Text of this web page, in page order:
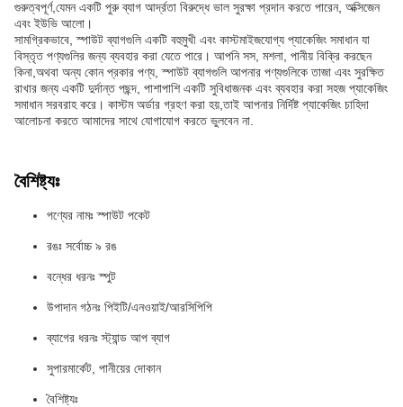
গুরুত্বপূর্ণ,যেমন একটি পুরু ব্যাগ আর্দ্রতা বিরুদ্ধে ভাল সুরক্ষা প্রদান করতে পারেন, অক্সিজেন
এবং ইউভি আলো।
সামগ্রিকভাবে, স্পাউট ব্যাগগুলি একটি বহুমুখী এবং কাস্টমাইজযোগ্য প্যাকেজিং সমাধান যা
বিস্তৃত পণ্যগুলির জন্য ব্যবহার করা যেতে পারে। আপনি সস, মশলা, পানীয় বিক্রি করছেন
কিনা,অথবা অন্য কোন প্রকার পণ্য, স্পাউট ব্যাগগুলি আপনার পণ্যগুলিকে তাজা এবং সুরক্ষিত
রাখার জন্য একটি দুর্দান্ত পছন্দ, পাশাপাশি একটি সুবিধাজনক এবং ব্যবহার করা সহজ প্যাকেজিং
সমাধান সরবরাহ করে। কাস্টম অর্ডার গ্রহণ করা হয়,তাই আপনার নির্দিষ্ট প্যাকেজিং চাহিদা
আলোচনা করতে আমাদের সাথে যোগাযোগ করতে ভুলবেন না.
বৈশিষ্ট্যঃ
পণ্যের নামঃ স্পাউট পকেট
রঙঃ সর্বোচ্চ ৯ রঙ
বন্ধের ধরনঃ স্পুট
উপাদান গঠনঃ পিইটি/এনওয়াই/আরসিপিপি
ব্যাগের ধরনঃ স্ট্যান্ড আপ ব্যাগ
সুপারমার্কেট, পানীয়ের দোকান
বৈশিষ্ট্যঃ